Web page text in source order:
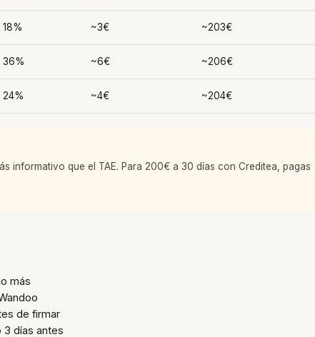
18% ~3€ ~203€
36% ~6€ ~206€
24% ~4€ ~204€
informativo que el TAE. Para 200€ a 30 días con Creditea, pagas
más
de firmar
3 días antes